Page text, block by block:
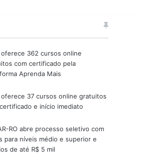
oferece 362 cursos online
com certificado pela
Aprenda Mais
oferece 37 cursos online gratuitos
e início imediato
RO abre processo seletivo com
para níveis médio e superior e
de até R$ 5 mil